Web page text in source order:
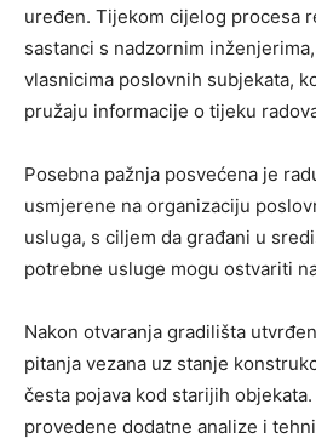
uređen. Tijekom cijelog procesa
sastanci s nadzornim
vlasnicima poslovnih subjekata,
pružaju informacije o tijeku
Posebna pažnja posvećena je
usmjerene na organizaciju
usluga, s ciljem da građani u
potrebne usluge mogu ostvariti
Nakon otvaranja gradilišta
pitanja vezana uz stanje
česta pojava kod starijih
provedene dodatne analize i